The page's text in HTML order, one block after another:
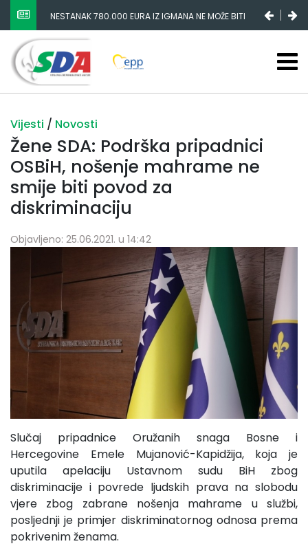
NESTANAK 780.000 EURA IZ IGMANA NE MOŽE BITI
SLUČAJNI PREVID, ODGOVORNOST MORAJU SNOSITI
VLADA FBIH I NJENI KADROVI
Vijesti / Novosti
Žene SDA: Podrška pripadnici
OSBiH, nošenje mahrame ne
smije biti povod za
diskriminaciju
Objavljeno: 25.06.2021. u 14:42
Slučaj pripadnice Oružanih snaga Bosne i
Hercegovine Emele Mujanović-Kapidžija, koja je
uputila apelaciju Ustavnom sudu BiH zbog
diskriminacije i povrede ljudskih prava na slobodu
vjere zbog zabrane nošenja mahrame u službi,
posljednji je primjer diskriminatornog odnosa prema
pokrivenim ženama.